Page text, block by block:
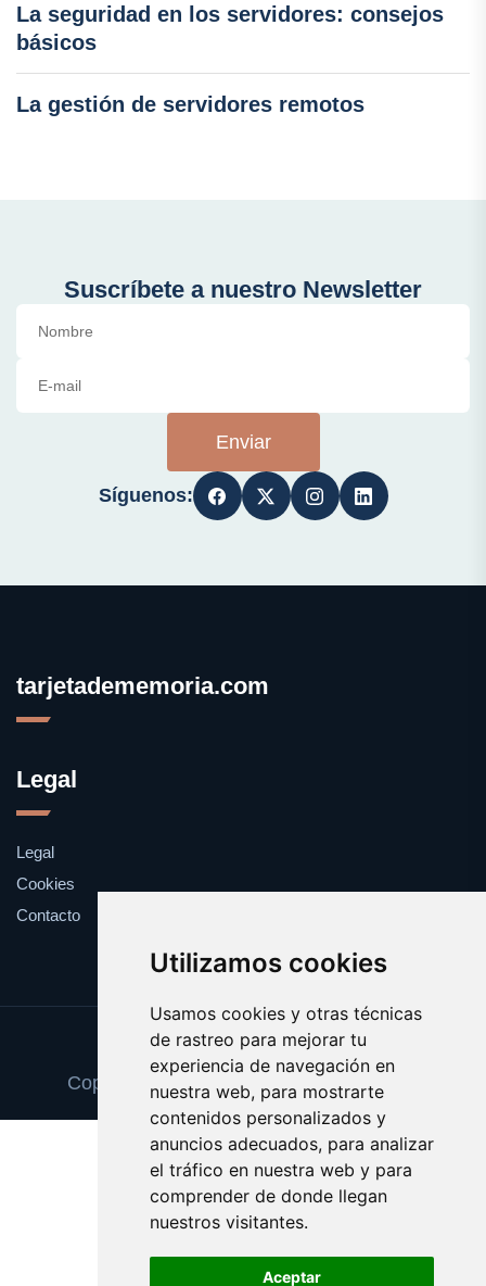
Utilizamos cookies
Usamos cookies y otras técnicas
de rastreo para mejorar tu
experiencia de navegación en
nuestra web, para mostrarte
contenidos personalizados y
anuncios adecuados, para analizar
el tráfico en nuestra web y para
comprender de donde llegan
nuestros visitantes.
Aceptar
La seguridad en los servidores: consejos
básicos
La gestión de servidores remotos
Suscríbete a nuestro Newsletter
Enviar
Síguenos:
tarjetadememoria.com
Legal
Legal
Cookies
Contacto
Update cookies preferences
Copyright © 2025 tarjetadememoria.com